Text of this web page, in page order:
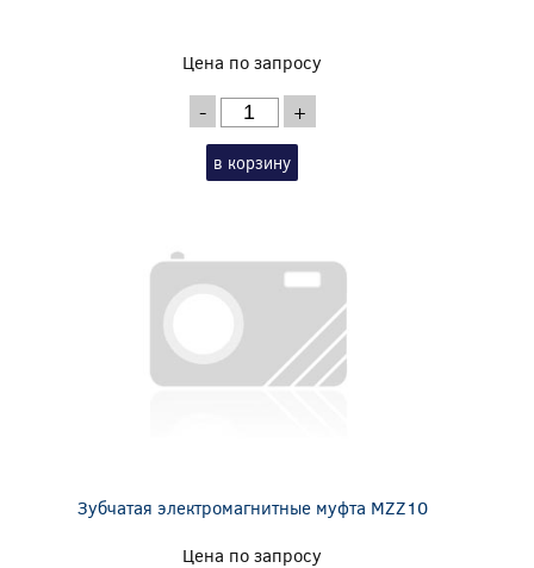
Цена по запросу
- +
в корзину
Зубчатая электромагнитные муфта MZZ10
Цена по запросу